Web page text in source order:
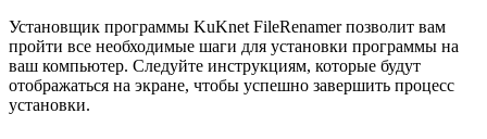
Установщик программы KuKnet FileRenamer позволит вам
пройти все необходимые шаги для установки программы на
ваш компьютер. Следуйте инструкциям, которые будут
отображаться на экране, чтобы успешно завершить процесс
установки.